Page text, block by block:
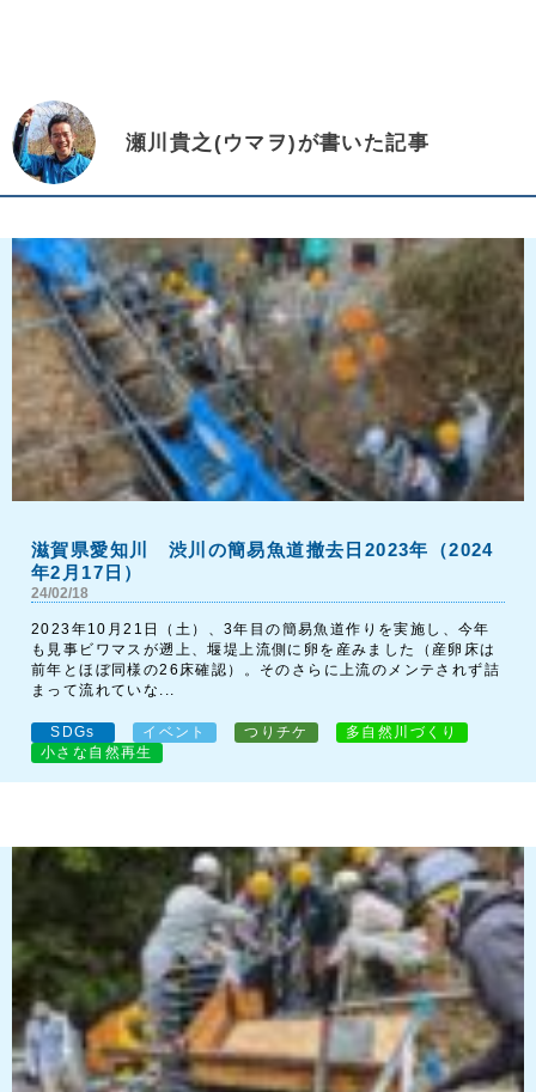
瀬川貴之(ウマヲ)が書いた記事
滋賀県愛知川 渋川の簡易魚道撤去日2023年（2024
年2月17日）
24/02/18
2023年10月21日（土）、3年目の簡易魚道作りを実施し、今年
も見事ビワマスが遡上、堰堤上流側に卵を産みました（産卵床は
前年とほぼ同様の26床確認）。そのさらに上流のメンテされず詰
まって流れていな...
SDGs イベント つりチケ
多自然川づくり
小さな自然再生